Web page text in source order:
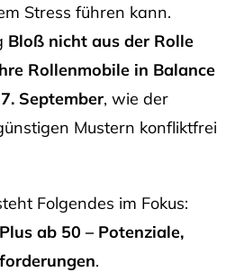
Stress führen kann.
Bloß nicht aus der Rolle
Rollenmobile in Balance
September, wie der
Mustern konfliktfrei
Folgendes im Fokus:
ab 50 – Potenziale,
.